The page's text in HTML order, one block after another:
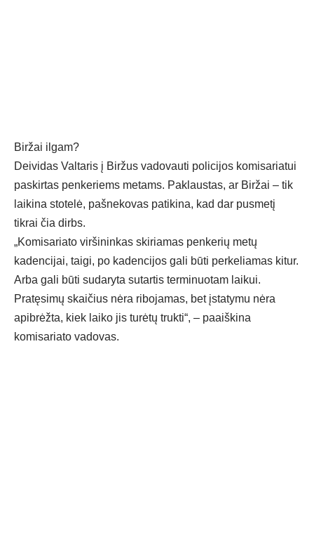
Biržai ilgam?
Deividas Valtaris į Biržus vadovauti policijos komisariatui
paskirtas penkeriems metams. Paklaustas, ar Biržai – tik
laikina stotelė, pašnekovas patikina, kad dar pusmetį
tikrai čia dirbs.
„Komisariato viršininkas skiriamas penkerių metų
kadencijai, taigi, po kadencijos gali būti perkeliamas kitur.
Arba gali būti sudaryta sutartis terminuotam laikui.
Pratęsimų skaičius nėra ribojamas, bet įstatymu nėra
apibrėžta, kiek laiko jis turėtų trukti“, – paaiškina
komisariato vadovas.